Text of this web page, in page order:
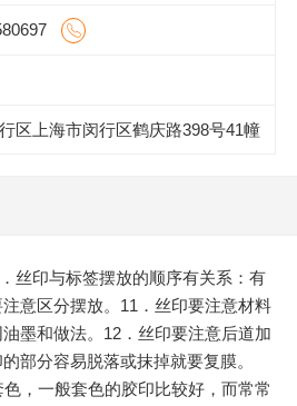
行区上海市闵行区鹤庆路398号41幢
丝印与标签摆放的顺序有关系：有
意区分摆放。11．丝印要注意材料
墨和做法。12．丝印要注意后道加
部分容易脱落或抹掉就要复膜。
，一般套色的胶印比较好，而常常